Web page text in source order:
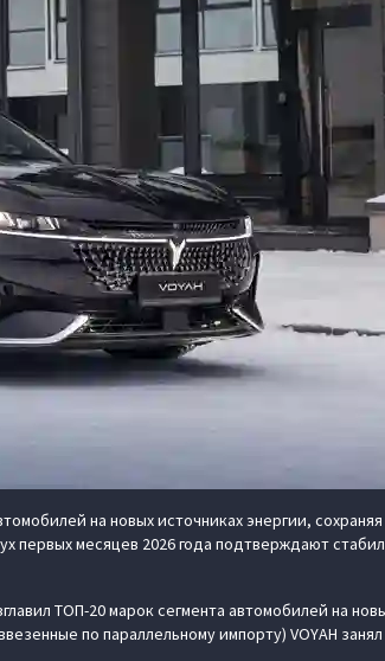
на новых источниках энергии,
первых месяцев 2026 года подтверждают
ТОП-20 марок сегмента автомобилей на
по параллельному импорту) VOYAH